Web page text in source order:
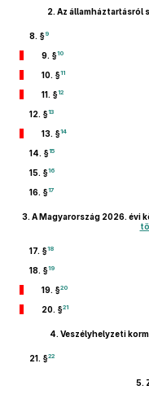
2. Az államháztartásról
8. §9
9. §10
10. §11
11. §12
12. §13
13. §14
14. §15
15. §16
16. §17
3. A Magyarország 2026. évi
17. §18
18. §19
19. §20
20. §21
4. Veszélyhelyzeti
21. §22
5.